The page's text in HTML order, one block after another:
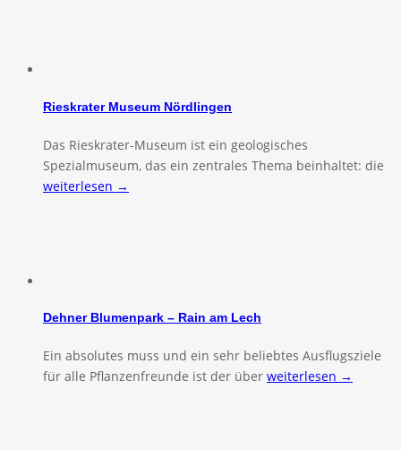
Rieskrater Museum Nördlingen
Das Rieskrater-Museum ist ein geologisches
Spezialmuseum, das ein zentrales Thema beinhaltet: die
weiterlesen →
Dehner Blumenpark – Rain am Lech
Ein absolutes muss und ein sehr beliebtes Ausflugsziele
für alle Pflanzenfreunde ist der über weiterlesen →